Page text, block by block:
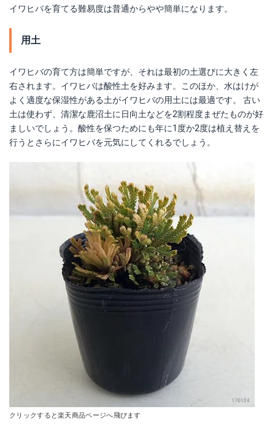
イワヒバを育てる難易度は普通からやや簡単になります。
用土
イワヒバの育て方は簡単ですが、それは最初の土選びに大きく左
右されます。イワヒバは酸性土を好みます。このほか、水はけが
よく適度な保湿性がある土がイワヒバの用土には最適です。 古い
土は使わず、清潔な鹿沼土に日向土などを2割程度まぜたものが好
ましいでしょう。酸性を保つためにも年に1度か2度は植え替えを
行うとさらにイワヒバを元気にしてくれるでしょう。
クリックすると楽天商品ページへ飛びます